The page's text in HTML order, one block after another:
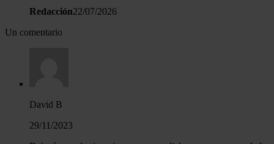
Redacción22/07/2026
Un comentario
David B
29/11/2023